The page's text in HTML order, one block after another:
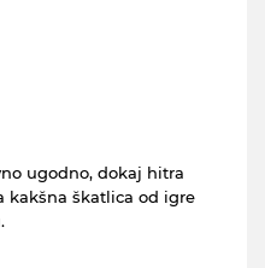
ugodno, dokaj hitra
kakšna škatlica od igre